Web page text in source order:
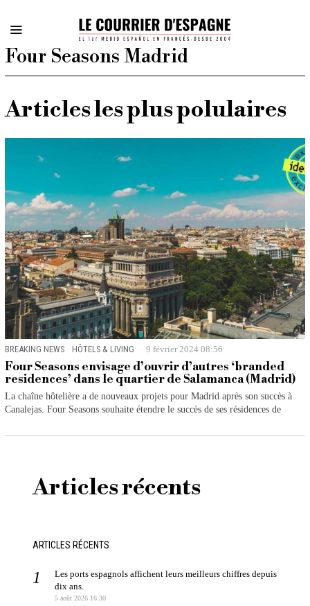
Four Seasons Madrid
Articles les plus polulaires
BREAKING NEWS · HÔTELS & LIVING 9 février 2024 08:56
Four Seasons envisage d’ouvrir d’autres ‘branded
residences’ dans le quartier de Salamanca (Madrid)
La chaîne hôtelière a de nouveaux projets pour Madrid après son succès à
Canalejas. Four Seasons souhaite étendre le succès de ses résidences de
Articles récents
ARTICLES RÉCENTS
Les ports espagnols affichent leurs meilleurs chiffres depuis
dix ans.
5 août 2026 16:30